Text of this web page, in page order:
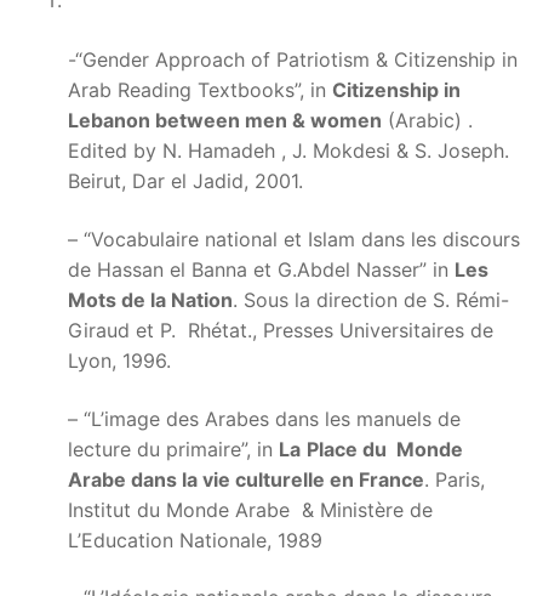
-“Gender Approach of Patriotism & Citizenship in
Arab Reading Textbooks”, in Citizenship in
Lebanon between men & women (Arabic) .
Edited by N. Hamadeh , J. Mokdesi & S. Joseph.
Beirut, Dar el Jadid, 2001.
– “Vocabulaire national et Islam dans les discours
de Hassan el Banna et G.Abdel Nasser” in Les
Mots de la Nation. Sous la direction de S. Rémi-
Giraud et P. Rhétat., Presses Universitaires de
Lyon, 1996.
– “L’image des Arabes dans les manuels de
lecture du primaire”, in La Place du Monde
Arabe dans la vie culturelle en France. Paris,
Institut du Monde Arabe & Ministère de
L’Education Nationale, 1989